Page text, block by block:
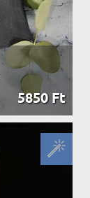
5850 Ft